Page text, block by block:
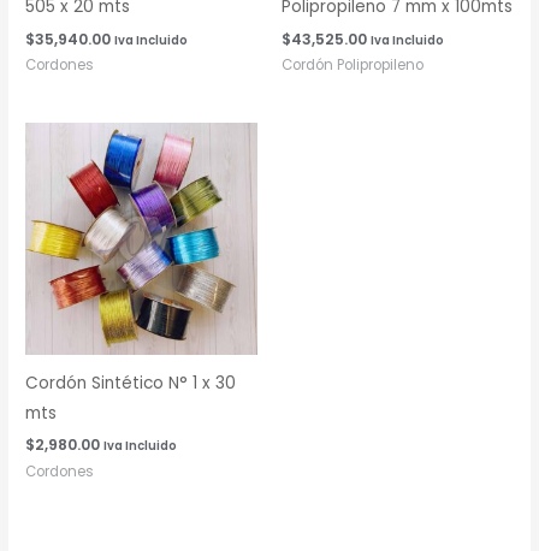
505 x 20 mts
$35,940.00 Iva Incluido
Cordones
Polipropileno 7 mm x 100mts
$43,525.00 Iva Incluido
Cordón Polipropileno
Cordón Sintético N° 1 x 30
mts
$2,980.00 Iva Incluido
Cordones